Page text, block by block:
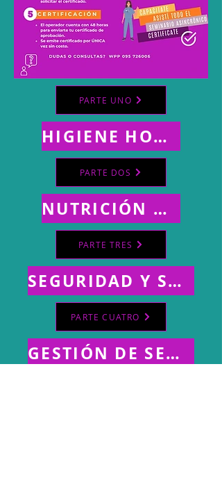
PARTE UNO
HIGIENE HOSPITALARIA
PARTE DOS
NUTRICIÓN Y DIABETES
PARTE TRES
SEGURIDAD Y SALUD OCUPACIONAL
PARTE CUATRO
GESTIÓN DE SERVICIOS DE SALUD